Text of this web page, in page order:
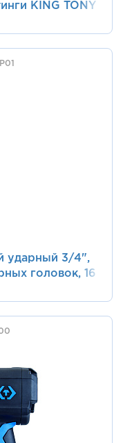
KING TONY
ударный 3/4",
головок, 16